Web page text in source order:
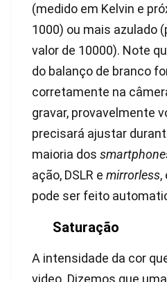
(medido em Kelvin e
1000) ou mais azulado
valor de 10000). Note
do balanço de branco
corretamente na
gravar, provavelmente
precisará ajustar
maioria dos
ação, DSLR e mirrorless,
pode ser feito
Saturação
A intensidade da cor
video. Dizemos que